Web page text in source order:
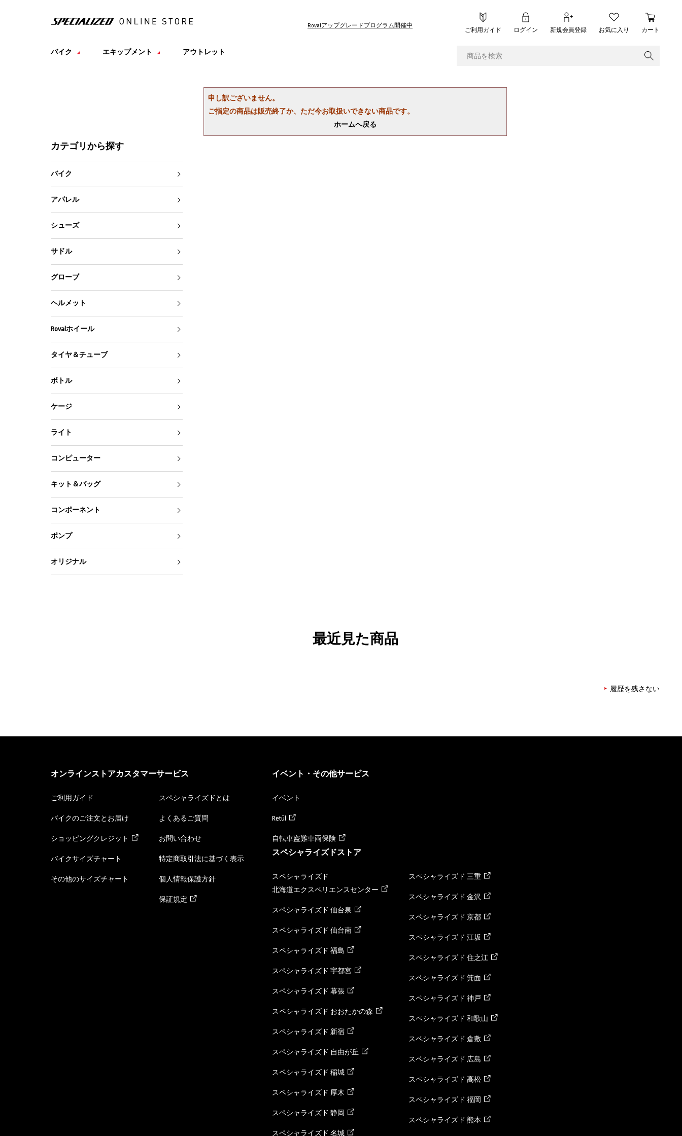
Rovalアップグレードプログラム開催中
ご利用ガイド ログイン 新規会員登録 お気に入り カート
バイク エキップメント アウトレット
申し訳ございません。
ご指定の商品は販売終了か、ただ今お取扱いできない商品です。
ホームへ戻る
カテゴリから探す
バイク
アパレル
シューズ
サドル
グローブ
ヘルメット
Rovalホイール
タイヤ＆チューブ
ボトル
ケージ
ライト
コンピューター
キット＆バッグ
コンポーネント
ポンプ
オリジナル
最近見た商品
履歴を残さない
オンラインストアカスタマーサービス
ご利用ガイド
バイクのご注文とお届け
ショッピングクレジット
バイクサイズチャート
その他のサイズチャート
スペシャライズドとは
よくあるご質問
お問い合わせ
特定商取引法に基づく表示
個人情報保護方針
保証規定
イベント・その他サービス
イベント
Retül
自転車盗難車両保険
スペシャライズドストア
スペシャライズド
北海道エクスペリエンスセンター
スペシャライズド 仙台泉
スペシャライズド 仙台南
スペシャライズド 福島
スペシャライズド 宇都宮
スペシャライズド 幕張
スペシャライズド おおたかの森
スペシャライズド 新宿
スペシャライズド 自由が丘
スペシャライズド 稲城
スペシャライズド 厚木
スペシャライズド 静岡
スペシャライズド 名城
スペシャライズド 三重
スペシャライズド 金沢
スペシャライズド 京都
スペシャライズド 江坂
スペシャライズド 住之江
スペシャライズド 箕面
スペシャライズド 神戸
スペシャライズド 和歌山
スペシャライズド 倉敷
スペシャライズド 広島
スペシャライズド 高松
スペシャライズド 福岡
スペシャライズド 熊本